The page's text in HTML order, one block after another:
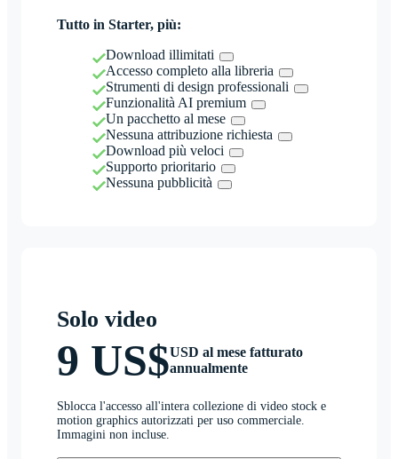
Tutto in Starter, più:
Download illimitati
Accesso completo alla libreria
Strumenti di design professionali
Funzionalità AI premium
Un pacchetto al mese
Nessuna attribuzione richiesta
Download più veloci
Supporto prioritario
Nessuna pubblicità
Solo video
9 US$USD al mese fatturato
annualmente
Sblocca l'accesso all'intera collezione di video stock e
motion graphics autorizzati per uso commerciale.
Immagini non incluse.